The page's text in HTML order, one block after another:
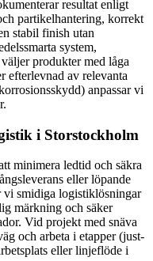
resultat enligt
partikelhantering, korrekt
stabil finish utan
system,
produkter med låga
efterlevnad av relevanta
anpassar vi
i Storstockholm
minimera ledtid och säkra
eller löpande
vi smidiga logistiklösningar
märkning och säker
Vid projekt med snäva
och arbeta i etapper (just-
eller linjeflöde i